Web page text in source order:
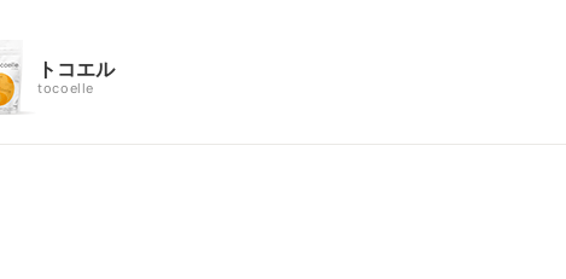
トコエル
tocoelle